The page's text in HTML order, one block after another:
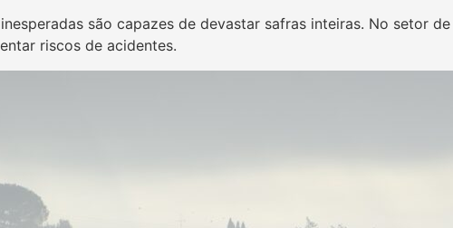
são capazes de devastar safras inteiras. No setor
riscos de acidentes.